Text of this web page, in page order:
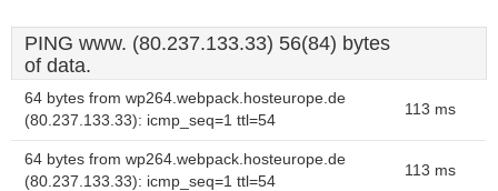
PING www. (80.237.133.33) 56(84) bytes
of data.
64 bytes from wp264.webpack.hosteurope.de
(80.237.133.33): icmp_seq=1 ttl=54
113 ms
64 bytes from wp264.webpack.hosteurope.de
(80.237.133.33): icmp_seq=1 ttl=54
113 ms